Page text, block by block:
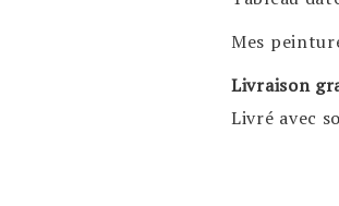
Mes
Livraison
Livré avec